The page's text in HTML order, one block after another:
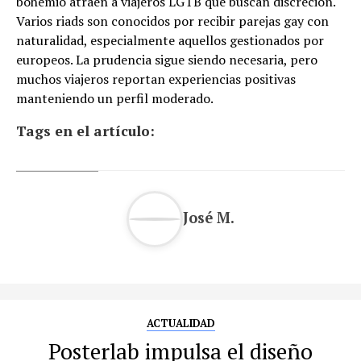
Varios riads son conocidos por recibir parejas gay con
naturalidad, especialmente aquellos gestionados por
europeos. La prudencia sigue siendo necesaria, pero
muchos viajeros reportan experiencias positivas
manteniendo un perfil moderado.
Tags en el artículo:
José M.
ACTUALIDAD
Posterlab impulsa el diseño